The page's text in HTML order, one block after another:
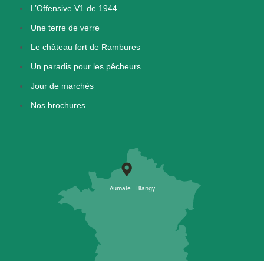
L’Offensive V1 de 1944
Une terre de verre
Le château fort de Rambures
Un paradis pour les pêcheurs
Jour de marchés
Nos brochures